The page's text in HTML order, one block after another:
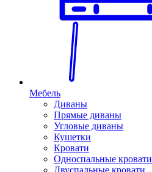
Мебель
Диваны
Прямые диваны
Угловые диваны
Кушетки
Кровати
Односпальные кровати
Двуспальные кровати